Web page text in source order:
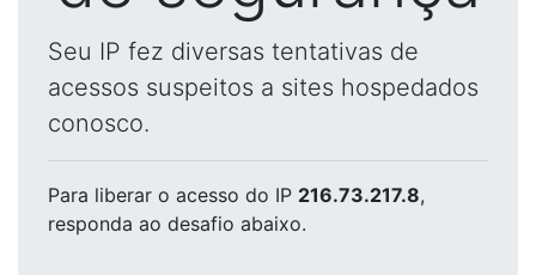
Seu IP fez diversas tentativas de
acessos suspeitos a sites hospedados
conosco.
Para liberar o acesso do IP 216.73.217.8,
responda ao desafio abaixo.